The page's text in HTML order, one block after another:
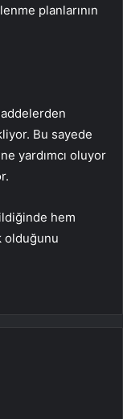
planlarının
Bu sayede
yardımcı oluyor
hem
olduğunu